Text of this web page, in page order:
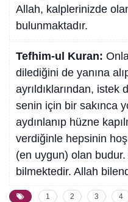
Allah, kalplerinizde
bulunmaktadır.
Tefhim-ul Kuran:
dilediğini de yanına
ayrıldıklarından, istek
senin için bir sakınca
aydınlanıp hüzne
verdiğinle hepsinin
(en uygun) olan
bilmektedir. Allah
1 2 3 4